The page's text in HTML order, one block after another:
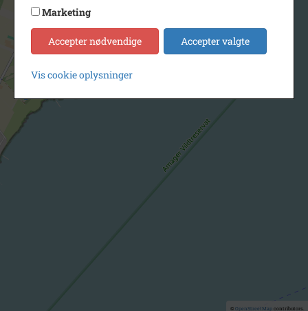
© OpenStreetMapcontributors.
Marketing
Accepter nødvendige Accepter valgte
Vis cookie oplysninger